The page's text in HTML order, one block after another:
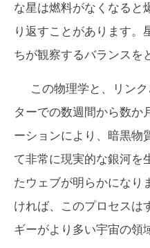
な星は燃料がなくなると
り返すことがあります。
ちが観察するバランスを
この物理学と、リン
ターでの数週間から数か
ーションにより、暗黒物
て非常に現実的な銀河を
たウェブが明らかになり
ければ、このプロセスは
ギーがより多い宇宙の領